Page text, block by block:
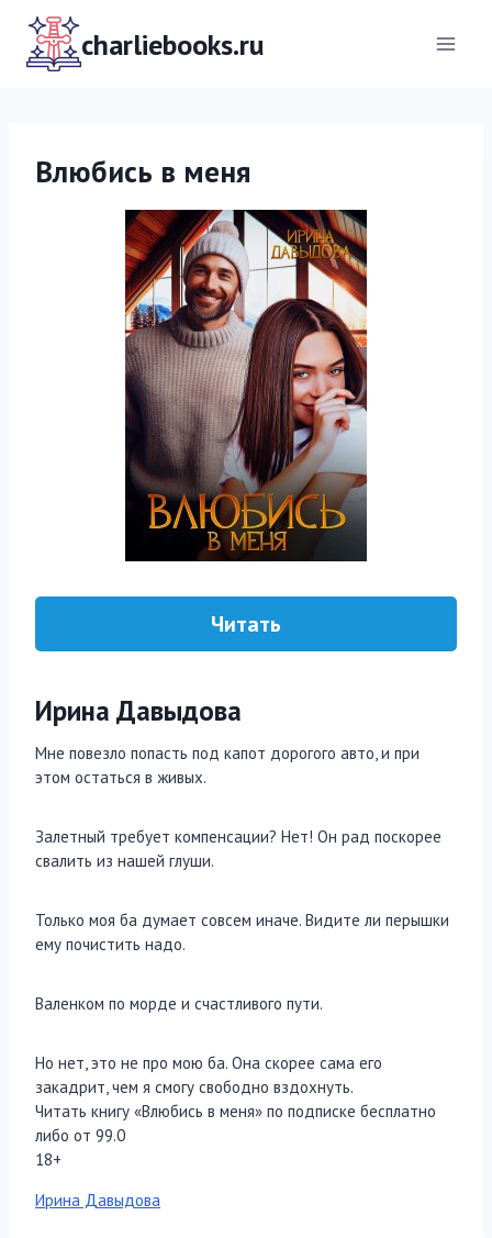
Перейти
содержимомуcharliebooks.ru
Влюбись в меня
Читать
Ирина Давыдова
Мне повезло попасть под капот дорогого авто, и при
этом остаться в живых.
Залетный требует компенсации? Нет! Он рад поскорее
свалить из нашей глуши.
Только моя ба думает совсем иначе. Видите ли перышки
ему почистить надо.
Валенком по морде и счастливого пути.
Но нет, это не про мою ба. Она скорее сама его
закадрит, чем я смогу свободно вздохнуть.
Читать книгу «Влюбись в меня» по подписке бесплатно
либо от 99.0
18+
Метки
Ирина Давыдова